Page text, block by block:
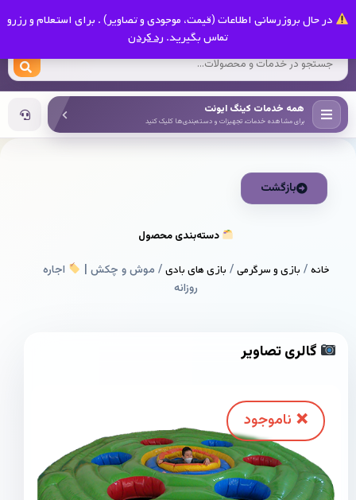
در حال بروزرسانی اطلاعات (قیمت، موجودی و تصاویر) . برای استعلام و رزرو
تماس بگیرید. رد کردن
کینگ ایونت
همه خدمات کینگ ایونت
برای مشاهده خدمات، تجهیزات و دسته‌بندی‌ها کلیک کنید
بازگشت
دسته‌بندی محصول
خانه/ بازی و سرگرمی/ بازی های بادی/ موش و چکش |
اجاره
روزانه
گالری تصاویر